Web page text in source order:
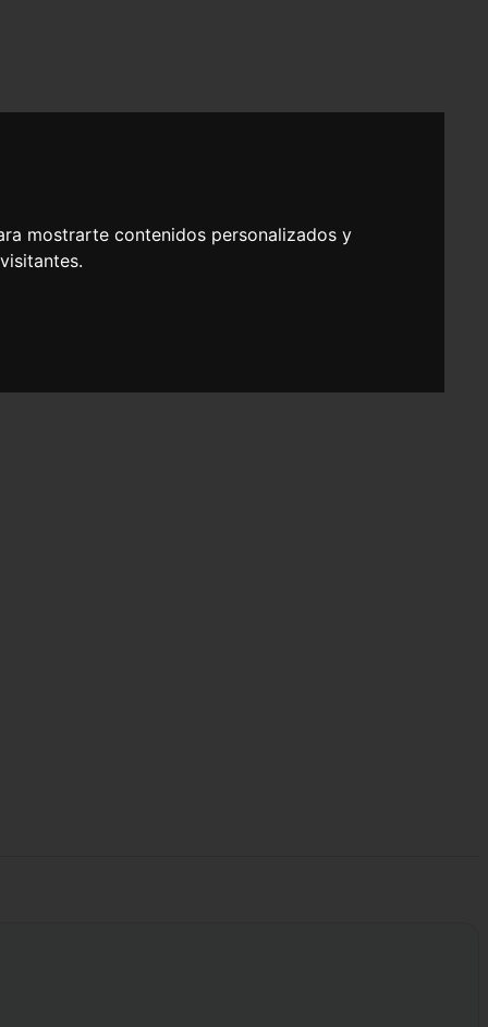
mostrarte contenidos personalizados y